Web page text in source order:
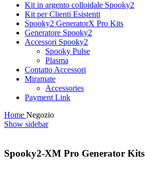
Kit in argento colloidale Spooky2
Kit per Clienti Esistenti
Spooky2 GeneratorX Pro Kits
Generatore Spooky2
Accessori Spooky2
Spooky Pulse
Plasma
Contatto Accessori
Miramate
Accessories
Payment Link
Home Negozio
Show sidebar
Spooky2-XM Pro Generator Kits